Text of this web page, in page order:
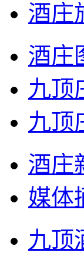
酒庄
酒庄
九顶
九顶
酒庄
媒体
九顶